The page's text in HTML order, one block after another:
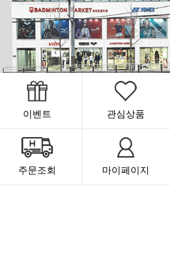
이벤트 관심상품
주문조회 마이페이지